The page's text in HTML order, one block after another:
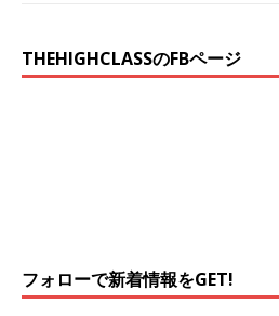
THEHIGHCLASSのFBページ
フォローで新着情報をGET!